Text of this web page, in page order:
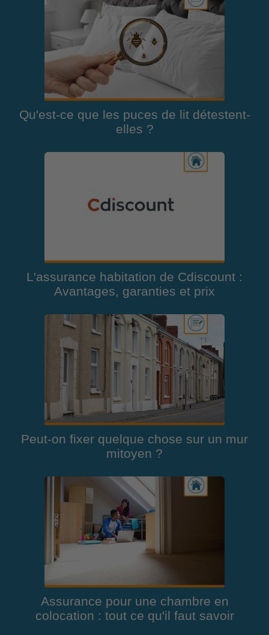
Qu'est-ce que les puces de lit détestent-
elles ?
L'assurance habitation de Cdiscount :
Avantages, garanties et prix
Peut-on fixer quelque chose sur un mur
mitoyen ?
Assurance pour une chambre en
colocation : tout ce qu'il faut savoir